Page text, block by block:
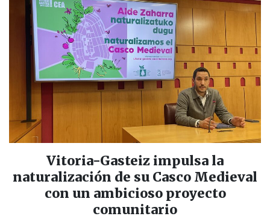
Vitoria-Gasteiz impulsa la
naturalización de su Casco Medieval
con un ambicioso proyecto
comunitario